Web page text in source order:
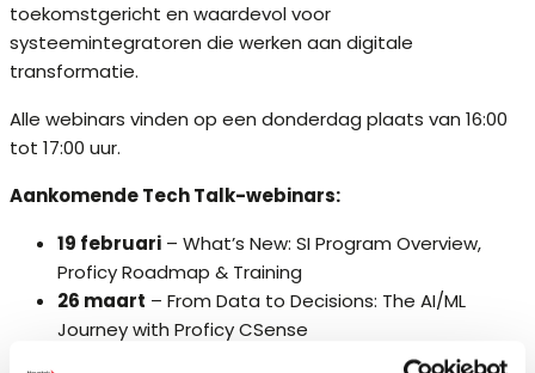
toekomstgericht en waardevol voor
systeemintegratoren die werken aan digitale
transformatie.
Alle webinars vinden op een donderdag plaats van 16:00
tot 17:00 uur.
Aankomende Tech Talk-webinars:
19 februari – What’s New: SI Program Overview,
Proficy Roadmap & Training
26 maart – From Data to Decisions: The AI/ML
Journey with Proficy CSense
– Modernizing SCADA with Proficy